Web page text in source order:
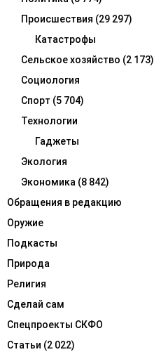
Происшествия (29 297)
Катастрофы
Сельское хозяйство (2 173)
Социология
Спорт (5 704)
Технологии
Гаджеты
Экология
Экономика (8 842)
Обращения в редакцию
Оружие
Подкасты
Природа
Религия
Сделай сам
Спецпроекты СКФО
Статьи (2 022)